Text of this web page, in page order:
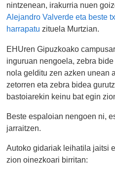
nintzenean, irakurria nuen
Alejandro Valverde eta beste
harrapatu zituela Murtzian.
EHUren Gipuzkoako
inguruan nengoela, zebra
nola gelditu zen azken unean
zetorren eta zebra bidea
bastoiarekin keinu bat egin
Beste espaloian nengoen ni,
jarraitzen.
Autoko gidariak leihatila jaitsi
zion oinezkoari birritan: